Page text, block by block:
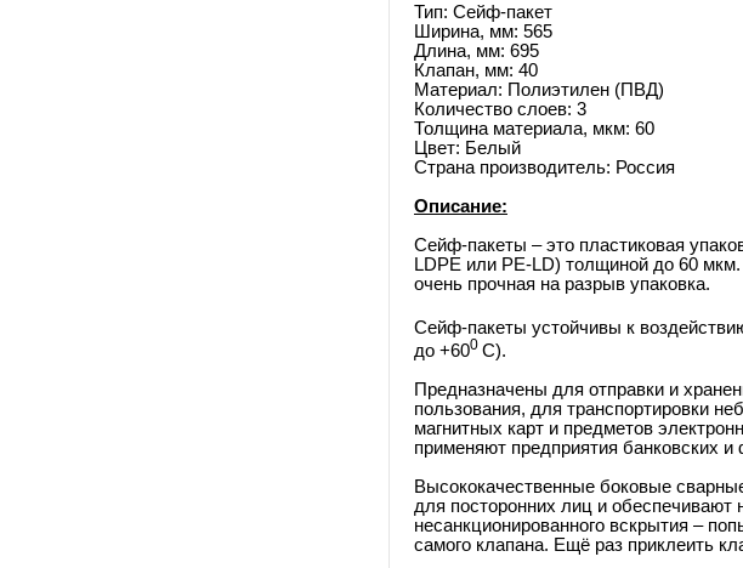
Тип: Сейф-пакет
Ширина, мм: 565
Длина, мм: 695
Клапан, мм: 40
Материал: Полиэтилен (ПВД)
Количество слоев: 3
Толщина материала, мкм: 60
Цвет: Белый
Страна производитель: Россия
Описание:
Сейф-пакеты – это пластиковая
LDPE или PE-LD) толщиной до 60 мкм.
очень прочная на разрыв упаковка.
Сейф-пакеты устойчивы к
до +600 С).
Предназначены для отправки и
пользования, для транспортировки
магнитных карт и предметов
применяют предприятия банковских
Высококачественные боковые
для посторонних лиц и обеспечивают
несанкционированного вскрытия –
самого клапана. Ещё раз приклеить